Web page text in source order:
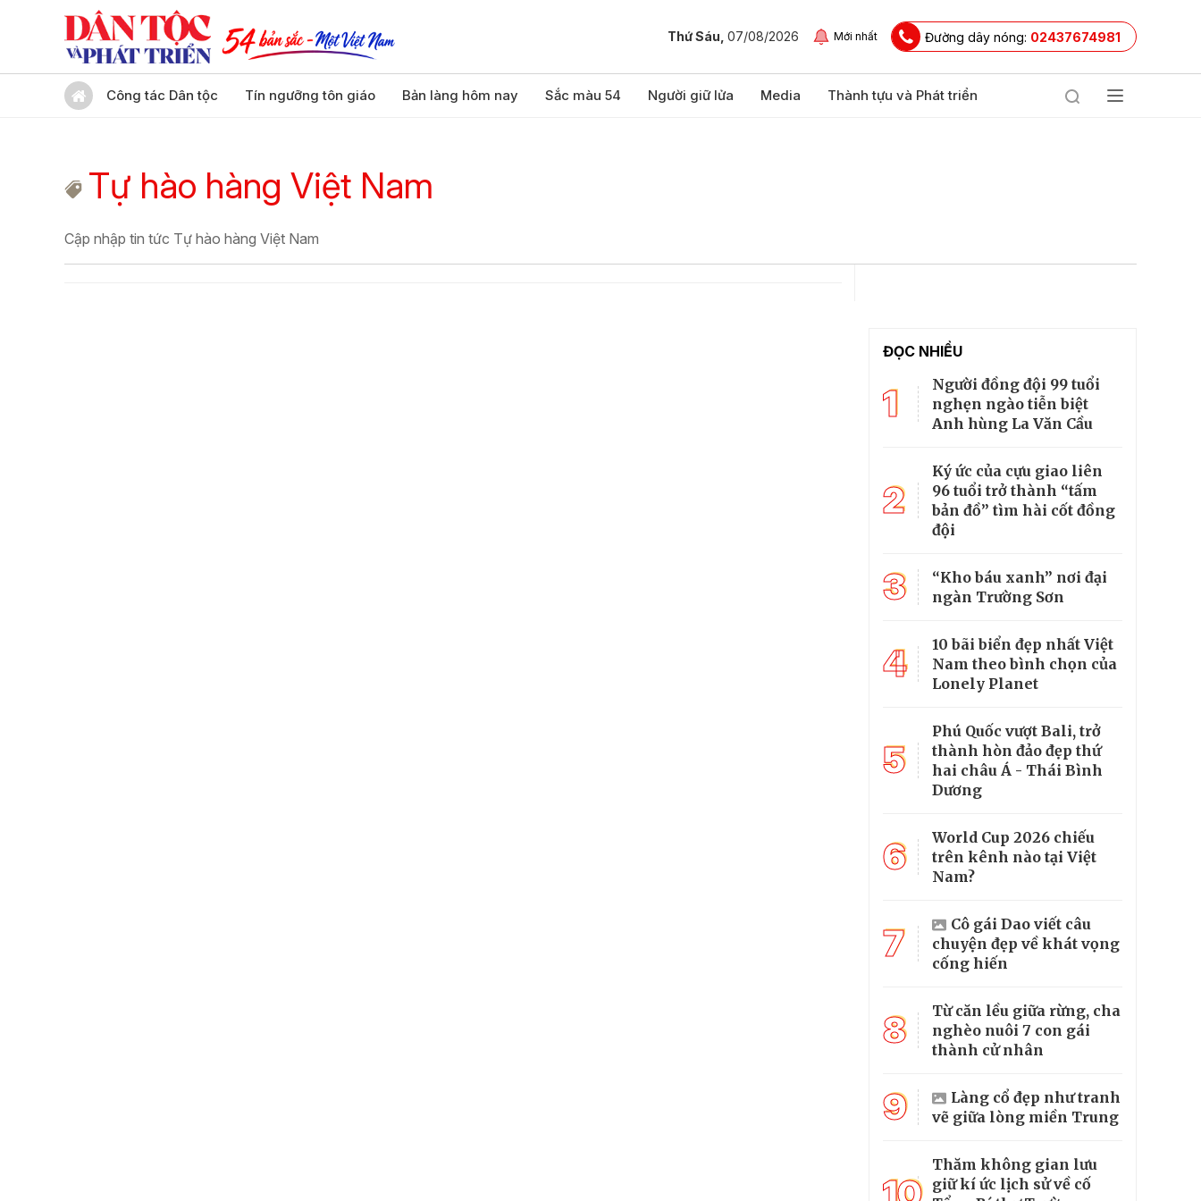
Thứ Sáu, 07/08/2026 Mới nhất Đường dây nóng: 02437674981
Công tác Dân tộc Tín ngưỡng tôn giáo Bản làng hôm nay Sắc màu 54 Người giữ lửa Media Thành tựu và Phát triển
Tự hào hàng Việt Nam
Cập nhập tin tức Tự hào hàng Việt Nam
ĐỌC NHIỀU
1
Người đồng đội 99 tuổi
nghẹn ngào tiễn biệt
Anh hùng La Văn Cầu
2
Ký ức của cựu giao liên
96 tuổi trở thành “tấm
bản đồ” tìm hài cốt đồng
đội
3
“Kho báu xanh” nơi đại
ngàn Trường Sơn
4
10 bãi biển đẹp nhất Việt
Nam theo bình chọn của
Lonely Planet
5
Phú Quốc vượt Bali, trở
thành hòn đảo đẹp thứ
hai châu Á - Thái Bình
Dương
6
World Cup 2026 chiếu
trên kênh nào tại Việt
Nam?
7
Cô gái Dao viết câu
chuyện đẹp về khát vọng
cống hiến
8
Từ căn lều giữa rừng, cha
nghèo nuôi 7 con gái
thành cử nhân
9
Làng cổ đẹp như tranh
vẽ giữa lòng miền Trung
Thăm không gian lưu
giữ kí ức lịch sử về cố